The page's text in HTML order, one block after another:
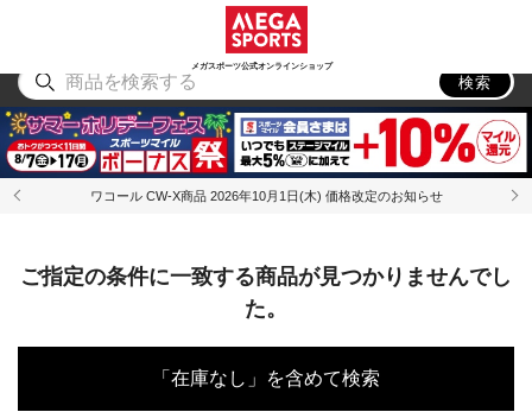
メガスポーツ公式オンラインショップ
アウトドア
検索
ワコール CW-X商品 2026年10月1日(木) 価格改定のお知らせ
ご指定の条件に一致する商品が見つかりませんでし
た。
「在庫なし」を含めて検索